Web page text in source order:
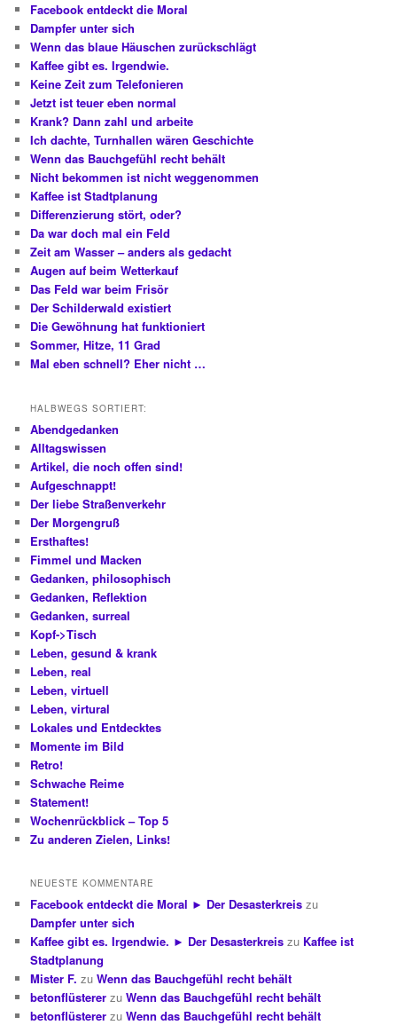
Facebook entdeckt die Moral
Dampfer unter sich
Wenn das blaue Häuschen zurückschlägt
Kaffee gibt es. Irgendwie.
Keine Zeit zum Telefonieren
Jetzt ist teuer eben normal
Krank? Dann zahl und arbeite
Ich dachte, Turnhallen wären Geschichte
Wenn das Bauchgefühl recht behält
Nicht bekommen ist nicht weggenommen
Kaffee ist Stadtplanung
Differenzierung stört, oder?
Da war doch mal ein Feld
Zeit am Wasser – anders als gedacht
Augen auf beim Wetterkauf
Das Feld war beim Frisör
Der Schilderwald existiert
Die Gewöhnung hat funktioniert
Sommer, Hitze, 11 Grad
Mal eben schnell? Eher nicht …
HALBWEGS SORTIERT:
Abendgedanken
Alltagswissen
Artikel, die noch offen sind!
Aufgeschnappt!
Der liebe Straßenverkehr
Der Morgengruß
Ersthaftes!
Fimmel und Macken
Gedanken, philosophisch
Gedanken, Reflektion
Gedanken, surreal
Kopf->Tisch
Leben, gesund & krank
Leben, real
Leben, virtuell
Leben, virtural
Lokales und Entdecktes
Momente im Bild
Retro!
Schwache Reime
Statement!
Wochenrückblick – Top 5
Zu anderen Zielen, Links!
NEUESTE KOMMENTARE
Facebook entdeckt die Moral ► Der Desasterkreis zu
Dampfer unter sich
Kaffee gibt es. Irgendwie. ► Der Desasterkreis zu Kaffee ist
Stadtplanung
Mister F. zuWenn das Bauchgefühl recht behält
betonflüsterer zuWenn das Bauchgefühl recht behält
betonflüsterer zuWenn das Bauchgefühl recht behält